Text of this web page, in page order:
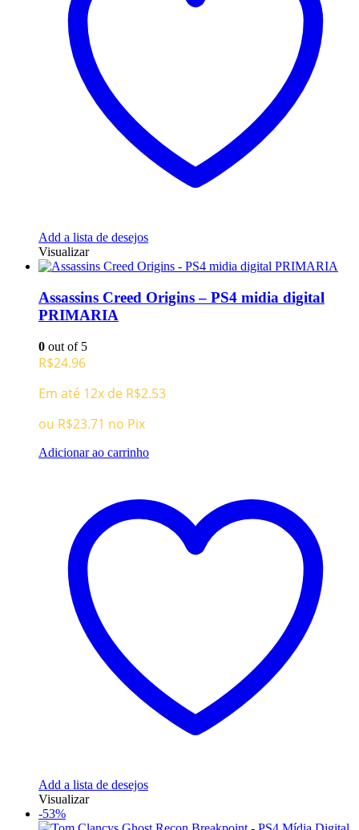
Add a lista de desejos
Visualizar
Assassins Creed Origins – PS4 midia digital
PRIMARIA
0 out of 5
R$24.96
Em até 12x de R$2.53
ou R$23.71 no Pix
Adicionar ao carrinho
Add a lista de desejos
Visualizar
-53%